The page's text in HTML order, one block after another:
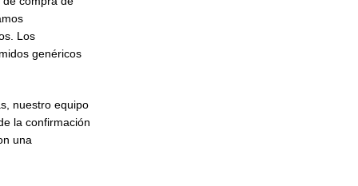
Los
genéricos
nuestro equipo
la confirmación
una